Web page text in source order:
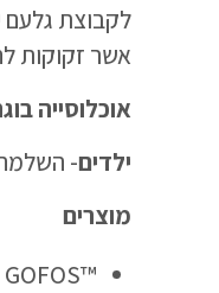
לקבוצת גלעם
אשר זקוקות
אוכלוסייה
ילדים- השלמה
מוצרים
™GOFOS – סיבים פרה-ביוטיים